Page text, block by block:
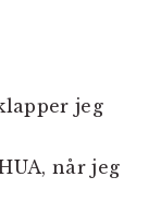
jeg
når jeg